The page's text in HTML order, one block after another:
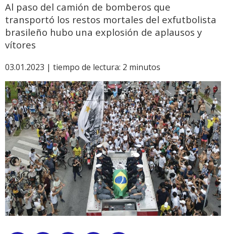
Al paso del camión de bomberos que
transportó los restos mortales del exfutbolista
brasileño hubo una explosión de aplausos y
vítores
03.01.2023 | tiempo de lectura: 2 minutos